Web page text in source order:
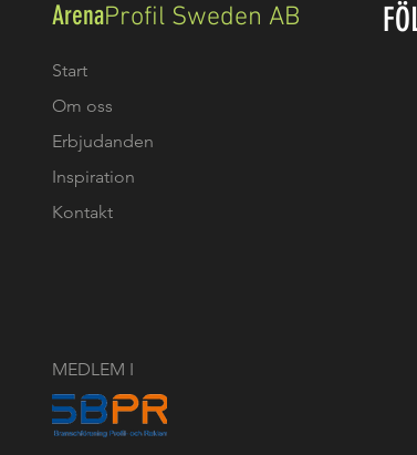
ArenaProfil Sweden AB
Start
Om oss
Erbjudanden
Inspiration
Kontakt
MEDLEM I